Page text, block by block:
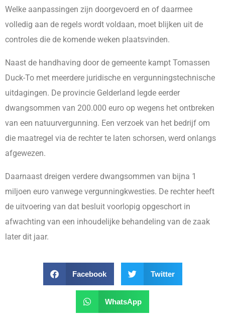
Welke aanpassingen zijn doorgevoerd en of daarmee
volledig aan de regels wordt voldaan, moet blijken uit de
controles die de komende weken plaatsvinden.
Naast de handhaving door de gemeente kampt Tomassen
Duck-To met meerdere juridische en vergunningstechnische
uitdagingen. De provincie Gelderland legde eerder
dwangsommen van 200.000 euro op wegens het ontbreken
van een natuurvergunning. Een verzoek van het bedrijf om
die maatregel via de rechter te laten schorsen, werd onlangs
afgewezen.
Daarnaast dreigen verdere dwangsommen van bijna 1
miljoen euro vanwege vergunningkwesties. De rechter heeft
de uitvoering van dat besluit voorlopig opgeschort in
afwachting van een inhoudelijke behandeling van de zaak
later dit jaar.
Facebook Twitter
WhatsApp